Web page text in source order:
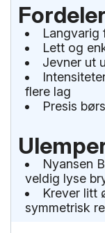
Fordeler
Langvarig
Lett og
Jevner ut
flere lag
Presis
Nyansen
veldig lyse
Krever litt
symmetrisk